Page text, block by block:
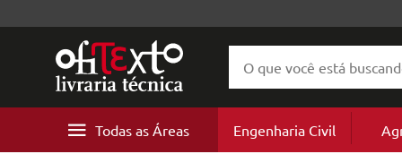
Todas as Áreas Engenharia Civil